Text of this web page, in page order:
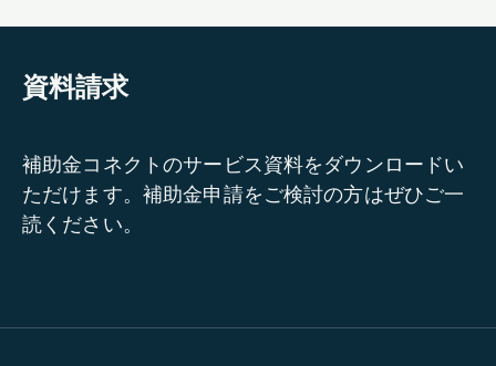
資料請求
補助金コネクトのサービス資料をダウンロードい
ただけます。補助金申請をご検討の方はぜひご一
読ください。